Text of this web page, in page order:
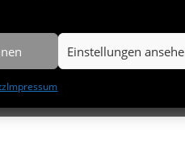
Einstellungen
Impressum